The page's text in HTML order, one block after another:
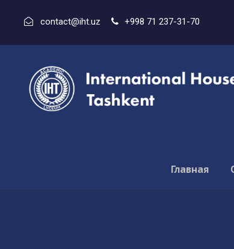
contact@iht.uz +998 71 237-31-70
Главная